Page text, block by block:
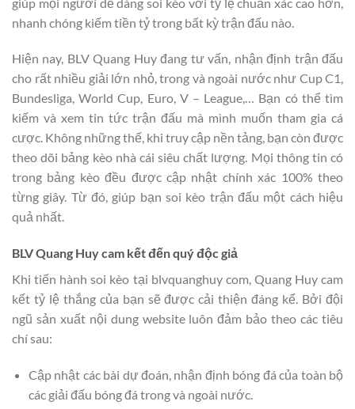
nhanh chóng kiếm tiền tỷ trong bất kỳ trận đấu nào.
Hiện nay, BLV Quang Huy đang tư vấn, nhận định trận đấu
cho rất nhiều giải lớn nhỏ, trong và ngoài nước như Cup C1,
Bundesliga, World Cup, Euro, V – League,… Bạn có thể tìm
kiếm và xem tin tức trận đấu mà mình muốn tham gia cá
cược. Không những thế, khi truy cập nền tảng, bạn còn được
theo dõi bảng kèo nhà cái siêu chất lượng. Mọi thông tin có
trong bảng kèo đều được cập nhật chính xác 100% theo
từng giây. Từ đó, giúp bạn soi kèo trận đấu một cách hiệu
quả nhất.
BLV Quang Huy cam kết đến quý độc giả
Khi tiến hành soi kèo tại blvquanghuy com, Quang Huy cam
kết tỷ lệ thắng của bạn sẽ được cải thiện đáng kể. Bởi đội
ngũ sản xuất nội dung website luôn đảm bảo theo các tiêu
chí sau:
Cập nhật các bài dự đoán, nhận định bóng đá của toàn bộ
các giải đấu bóng đá trong và ngoài nước.